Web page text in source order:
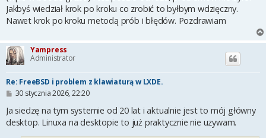
Jakbyś wiedział krok po kroku co zrobić to byłbym wdzięczny.
Nawet krok po kroku metodą prób i błędów. Pozdrawiam
Yampress
Administrator
Re: FreeBSD i problem z klawiaturą w LXDE.
P
s
30 stycznia 2026, 22:20
Ja siedzę na tym systemie od 20 lat i aktualnie jest to mój główny
desktop. Linuxa na desktopie to już praktycznie nie uzywam.